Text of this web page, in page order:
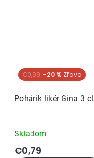
€0,99 –20 %
Pohárik likér Gina 3 cl
Skladom
€0,79